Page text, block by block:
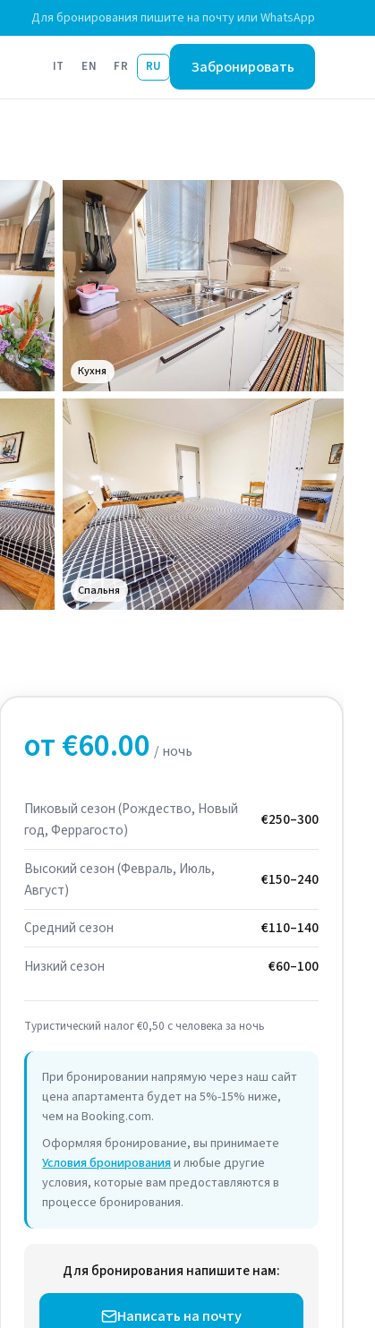
Для бронирования пишите на почту или WhatsApp
IT EN FR RU Забронировать
Кухня
Спальня
от €60.00 / ночь
Пиковый сезон (Рождество, Новый
год, Феррагосто)
€250–300
Высокий сезон (Февраль, Июль,
Август)
€150–240
Средний сезон
€110–140
Низкий сезон
€60–100
Туристический налог €0,50 с человека за ночь
При бронировании напрямую через наш сайт
цена апартамента будет на 5%-15% ниже,
чем на Booking.com.
Оформляя бронирование, вы принимаете
Условия бронированияи любые другие
условия, которые вам предоставляются в
процессе бронирования.
Для бронирования напишите нам:
Написать на почту